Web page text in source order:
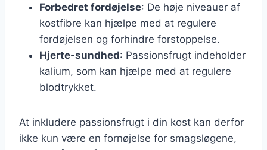
Forbedret fordøjelse: De høje niveauer af
kostfibre kan hjælpe med at regulere
fordøjelsen og forhindre forstoppelse.
Hjerte-sundhed: Passionsfrugt indeholder
kalium, som kan hjælpe med at regulere
blodtrykket.
At inkludere passionsfrugt i din kost kan derfor
ikke kun være en fornøjelse for smagsløgene,